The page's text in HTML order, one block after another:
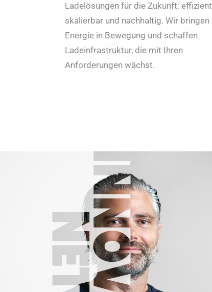
Ladelösungen für die Zukunft:
skalierbar und nachhaltig. Wir bringen
Energie in Bewegung und schaffen
Ladeinfrastruktur, die mit Ihren
Anforderungen wächst.